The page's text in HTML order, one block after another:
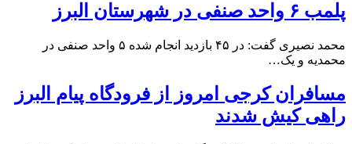
پلمب ۶ واحد صنفی در شهرستان البرز
محمد نصیری گفت: در ۴۵ بازدید انجام شده ۵ واحد صنفی در
محمدیه و یک…
مسافران کرجی امروز از فرودگاه پیام البرز
راهی کیش شدند